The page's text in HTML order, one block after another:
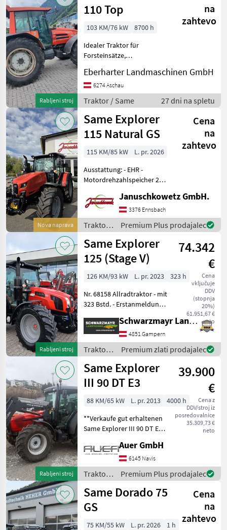
Rabljeni stroj
110 Top
na
zahtevo
103 KM/76 kW
8700 h
Idealer Traktor für
Forsteinsätze,
frontzapfwelle,
lastschaltgetriebe, ... sofrot
einsatzfähig, optische
mängel pogon: štirikolesni
pogon, 4-kolesne z
Eberharter Landmaschinen GmbH
6274 Aschau
Traktor / Same 27 dni na spletu
Nova naprava
Same Explorer
115 Natural GS
Cena
na
zahtevo
115 KM/85 kW
L. pr. 2026
Ausstattung: - EHR -
Motordrehzahlspeicher 2x -
Ladeanschluss -
Beifahrersitz -
Kraftsstofftank 145l + 10l
AdBlue - Allrad + Different
Januschkowetz GmbH.
3376 Ennsbach
Traktor /
Same
Premium Plus prodajalec
Rabljeni stroj
Same Explorer
125 (Stage V)
74.342
€
Cena
vključuje
DDV
(stopnja
20%)
61.951,67 €
neto
126 KM/93 kW L. pr. 2023
323 h
Nr. 68158 Allradtraktor - mit
323 Bstd. - Erstanmeldung
Hecksteuergeräten - mit 2
DW Mittensteuergeräten
mit Kreuzhebelbedienung -
Schwarzmayr Landtechnik GmbH - Gampern
4851 Gampern
Traktor /
Same
Premium zlati prodajalec
Rabljeni stroj
Same Explorer
III 90 DT E3
39.900
€
Cena z
DDV/stroj iz
posredovalnice
35.309,73 €
neto
88 KM/65 kW L. pr. 2013
4000 h
**Verkaufe gut erhaltenen
Same Explorer III 90 DT E3
gepflegten Standard-
Traktor der Marke Same,
Modell Explorer III 90 DT E3,
aus dem B
Auer GmbH
6145 Navis
Traktor /
Same
Premium Plus prodajalec
Same Dorado 75
GS
Cena
na
zahtevo
75 KM/55 kW L. pr. 2026
1 h